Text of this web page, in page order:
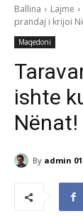
Ballina Lajme
prandaj i krijoi
Maqedoni
ishte
Nënat!
By admin 01